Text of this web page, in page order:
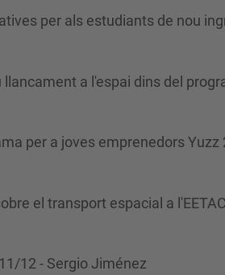
per als estudiants de nou
a l'espai dins del
per a joves emprenedors Yuzz
el transport espacial a l'EETAC
12 - Sergio Jiménez